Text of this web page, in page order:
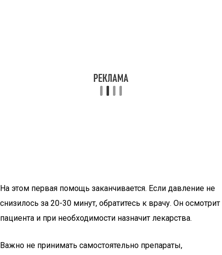
На этом первая помощь заканчивается. Если давление не
снизилось за 20-30 минут, обратитесь к врачу. Он осмотрит
пациента и при необходимости назначит лекарства.
Важно не принимать самостоятельно препараты,